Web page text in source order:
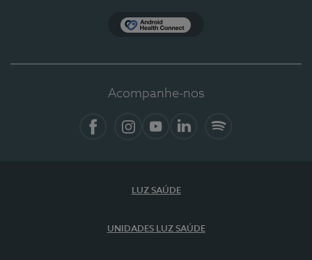
Acompanhe-nos
LUZ SAÚDE
UNIDADES LUZ SAÚDE